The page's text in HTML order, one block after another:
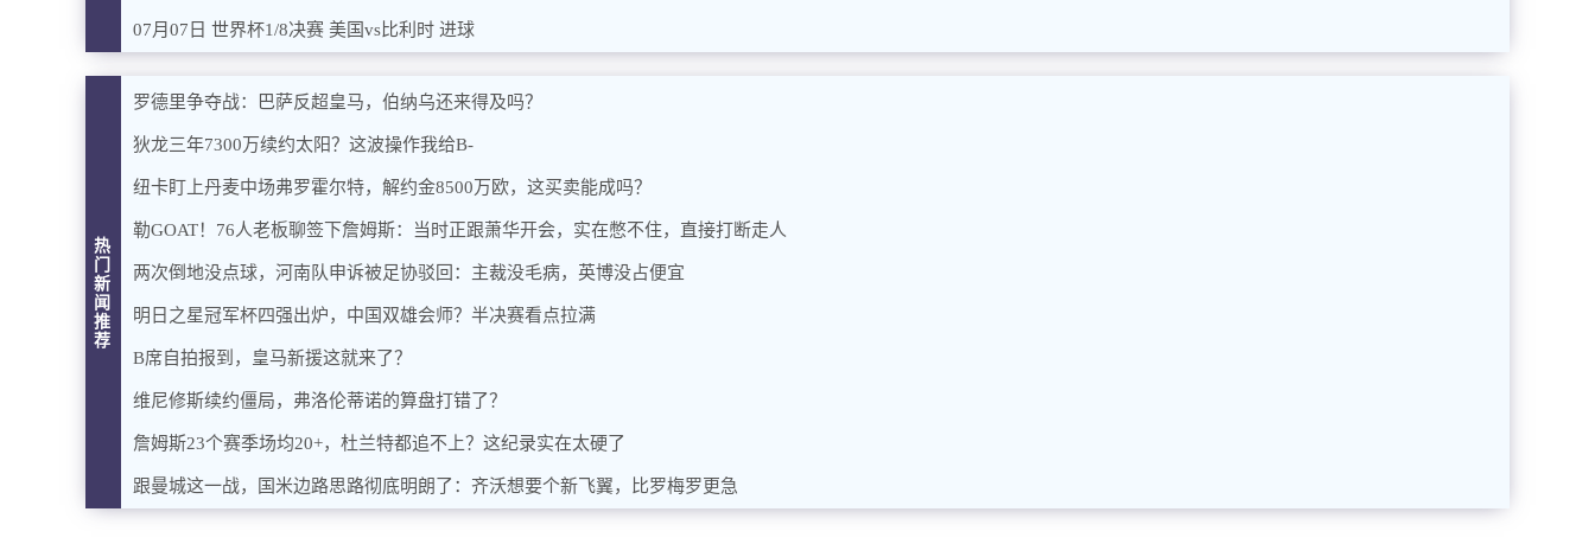
07月07日 世界杯1/8决赛 美国vs比利时 进球
热
门
新
闻
推
荐
罗德里争夺战：巴萨反超皇马，伯纳乌还来得及吗？
狄龙三年7300万续约太阳？这波操作我给B-
纽卡盯上丹麦中场弗罗霍尔特，解约金8500万欧，这买卖能成吗？
勒GOAT！76人老板聊签下詹姆斯：当时正跟萧华开会，实在憋不住，直接打断走人
两次倒地没点球，河南队申诉被足协驳回：主裁没毛病，英博没占便宜
明日之星冠军杯四强出炉，中国双雄会师？半决赛看点拉满
B席自拍报到，皇马新援这就来了？
维尼修斯续约僵局，弗洛伦蒂诺的算盘打错了？
詹姆斯23个赛季场均20+，杜兰特都追不上？这纪录实在太硬了
跟曼城这一战，国米边路思路彻底明朗了：齐沃想要个新飞翼，比罗梅罗更急